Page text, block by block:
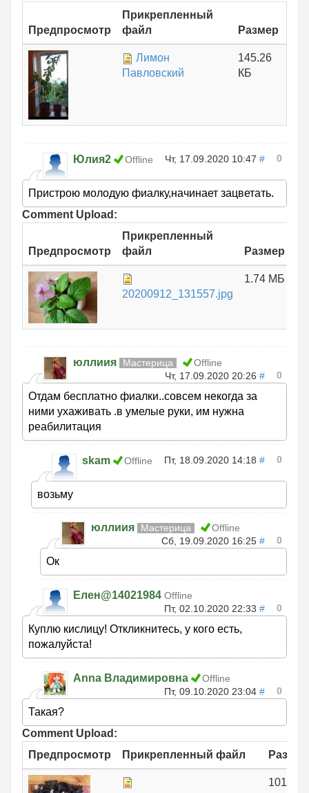
Предпросмотр
Прикрепленный
файл
Размер
Лимон
Павловский
145.26
КБ
Юлия2 Offline Чт, 17.09.2020 10:47 # 0
Пристрою молодую фиалку,начинает зацветать.
Comment Upload:
Предпросмотр
Прикрепленный
файл
Размер
20200912_131557.jpg
1.74 МБ
юллиия Мастерица
Offline
Чт, 17.09.2020 20:26 # 0
Отдам бесплатно фиалки..совсем некогда за
ними ухаживать .в умелые руки, им нужна
реабилитация
skam Offline Пт, 18.09.2020 14:18 # 0
возьму
юллиия Мастерица
Offline
Сб, 19.09.2020 16:25 # 0
Ок
Елен@14021984 Offline
Пт, 02.10.2020 22:33 # 0
Куплю кислицу! Откликнитесь, у кого есть,
пожалуйста!
Anna Владимировна
Offline
Пт, 09.10.2020 23:04 # 0
Такая?
Comment Upload:
Предпросмотр
Прикрепленный файл Размер
1012.43